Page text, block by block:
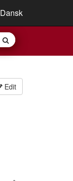
Dansk
Edit